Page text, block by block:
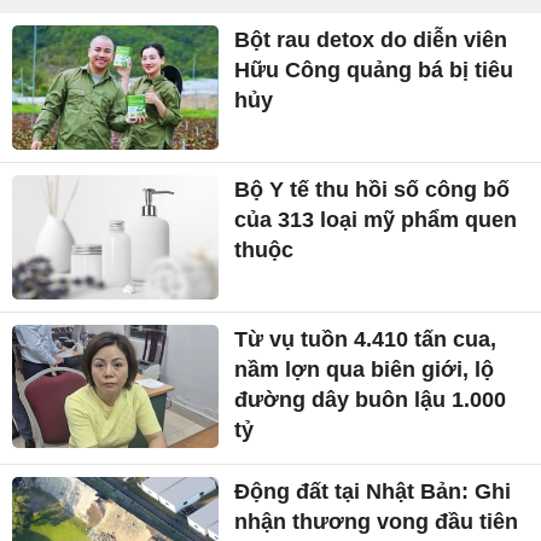
Bột rau detox do diễn viên
Hữu Công quảng bá bị tiêu
hủy
Bộ Y tế thu hồi số công bố
của 313 loại mỹ phẩm quen
thuộc
Từ vụ tuồn 4.410 tấn cua,
nầm lợn qua biên giới, lộ
đường dây buôn lậu 1.000
tỷ
Động đất tại Nhật Bản: Ghi
nhận thương vong đầu tiên